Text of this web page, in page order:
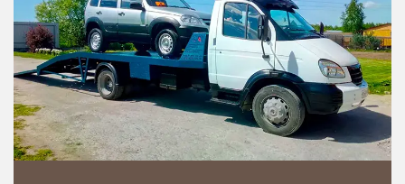
Развилка Район Аэропорт
Раменки Раменское
Раменской
агрохимстанции РАОС
Растуново
Ратчино Рахманово